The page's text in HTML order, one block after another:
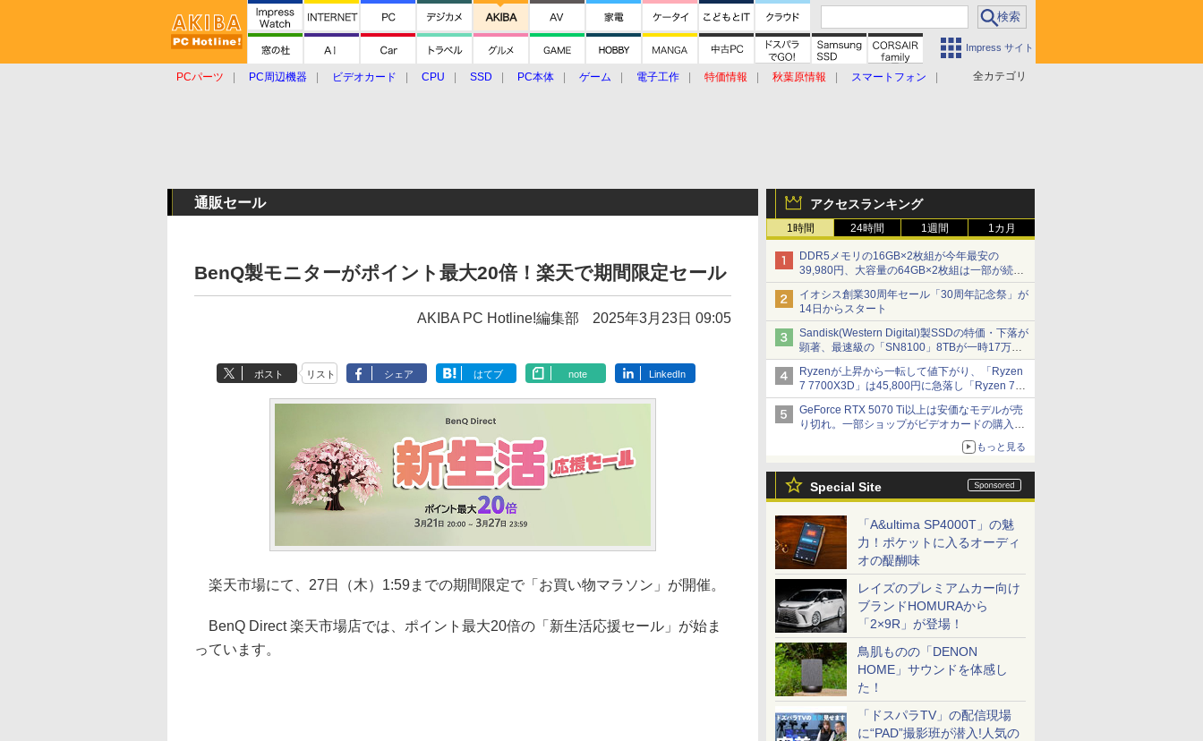
Impress サイト
全カテゴリ
PCパーツ PC周辺機器 ビデオカード CPU SSD PC本体 ゲーム 電子工作 特価情報 秋葉原情報
スマートフォン
アクセスランキング
1時間 24時間 1週間 1カ月
DDR5メモリの16GB×2枚組が今年最安の
39,980円、大容量の64GB×2枚組は一部が続騰
[8月前半のメモリ価格]
イオシス創業30周年セール「30周年記念祭」が
14日からスタート
Sandisk(Western Digital)製SSDの特価・下落が
顕著、最速級の「SN8100」8TBが一時17万円
割れ [8月前半のSSD価格]
Ryzenが上昇から一転して値下がり、「Ryzen
7 7700X3D」は45,800円に急落し「Ryzen 7
7800X3D」との価格逆転解消 [8月前半のCPU
価格]
GeForce RTX 5070 Ti以上は安価なモデルが売
り切れ。一部ショップがビデオカードの購入制
限を実施したニュースが注目を集める AKIBA
PC Hotline! 先週のアクセスランキング 26年7月
もっと見る
Special Site
「A&ultima SP4000T」の魅
力！ポケットに入るオーディ
オの醍醐味
レイズのプレミアムカー向け
ブランドHOMURAから
「2×9R」が登場！
鳥肌ものの「DENON
HOME」サウンドを体感し
た！
「ドスパラTV」の配信現場
に“PAD”撮影班が潜入!人気の
通販セール
BenQ製モニターがポイント最大20倍！楽天で期間限定セール
AKIBA PC Hotline!編集部 2025年3月23日 09:05
ポスト リスト シェア はてブ note LinkedIn
楽天市場にて、27日（木）1:59までの期間限定で「お買い物マラソン」が開催。
BenQ Direct 楽天市場店では、ポイント最大20倍の「新生活応援セール」が始ま
っています。